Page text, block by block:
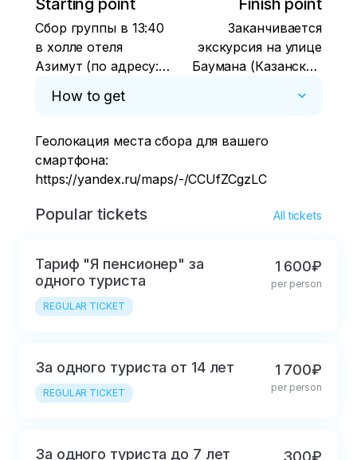
Starting point
Сбор группы в 13:40
в холле отеля
Азимут (по адресу:
43/1) в стеклянном
ресепшена отеля.
Finish point
Заканчивается
экскурсия на улице
Баумана (Казанский
How to get
Геолокация места сбора для вашего
смартфона:
https://yandex.ru/maps/-/CCUfZCgzLC
Popular tickets All tickets
Тариф "Я пенсионер" за
одного туриста
REGULAR TICKET
1 600₽
per person
За одного туриста от 14 лет
REGULAR TICKET
1 700₽
per person
За одного туриста до 7 лет